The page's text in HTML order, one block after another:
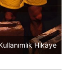
Hikaye